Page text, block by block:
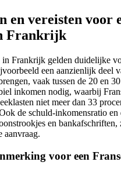
en vereisten voor
Frankrijk
in Frankrijk gelden duidelijke
een aanzienlijk deel
vaak tussen de 20 en
inkomen nodig, waarbij
niet meer dan 33
de schuld-inkomensratio en
en bankafschriften,
aanvraag.
voor een